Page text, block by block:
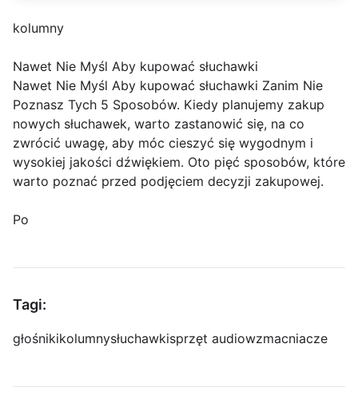
kolumny
Nawet Nie Myśl Aby kupować słuchawki
Nawet Nie Myśl Aby kupować słuchawki Zanim Nie
Poznasz Tych 5 Sposobów. Kiedy planujemy zakup
nowych słuchawek, warto zastanowić się, na co
zwrócić uwagę, aby móc cieszyć się wygodnym i
wysokiej jakości dźwiękiem. Oto pięć sposobów, które
warto poznać przed podjęciem decyzji zakupowej.
Po
Tagi:
głośnikikolumnysłuchawkisprzęt audiowzmacniacze